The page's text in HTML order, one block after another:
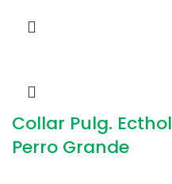
Collar Pulg. Ecthol
Perro Grande